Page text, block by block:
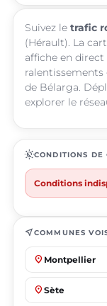
Suivez le trafic
(Hérault). La
affiche en direct
ralentissements
de Bélarga.
explorer le
routineCONDITIONS DE
Conditions
near_meCOMMUNES
place Montpellier
place Sète